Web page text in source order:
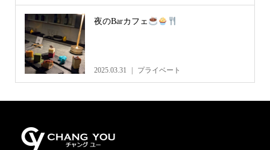
夜のBarカフェ
2025.03.31 プライベート